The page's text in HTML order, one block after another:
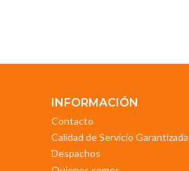
INFORMACIÓN
Contacto
Calidad de Servicio Garantizada
Despachos